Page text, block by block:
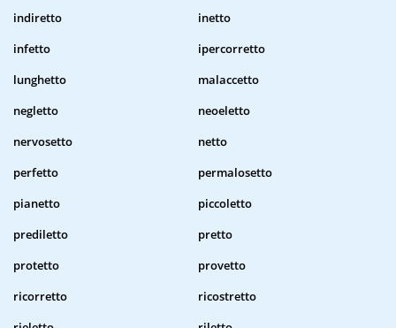
indiretto
inetto
infetto
ipercorretto
lunghetto
malaccetto
negletto
neoeletto
nervosetto
netto
perfetto
permalosetto
pianetto
piccoletto
prediletto
pretto
protetto
provetto
ricorretto
ricostretto